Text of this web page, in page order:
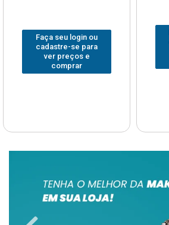
Faça seu login ou
cadastre-se para
ver preços e
comprar